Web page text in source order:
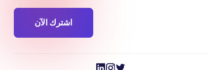
اشترك الآن